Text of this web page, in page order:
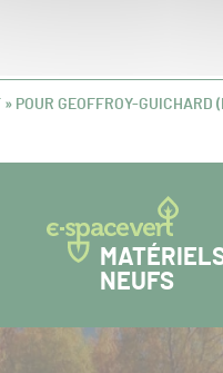
POUR GEOFFROY-GUICHARD
NEUFS